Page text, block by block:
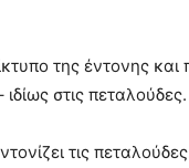
της έντονης
στις πεταλούδες.
τις